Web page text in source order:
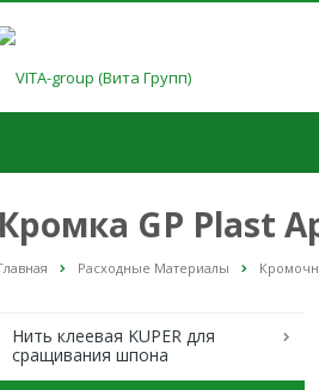
Кромка GP Plast
Расходные Материалы
Нить клеевая KUPER для
сращивания шпона